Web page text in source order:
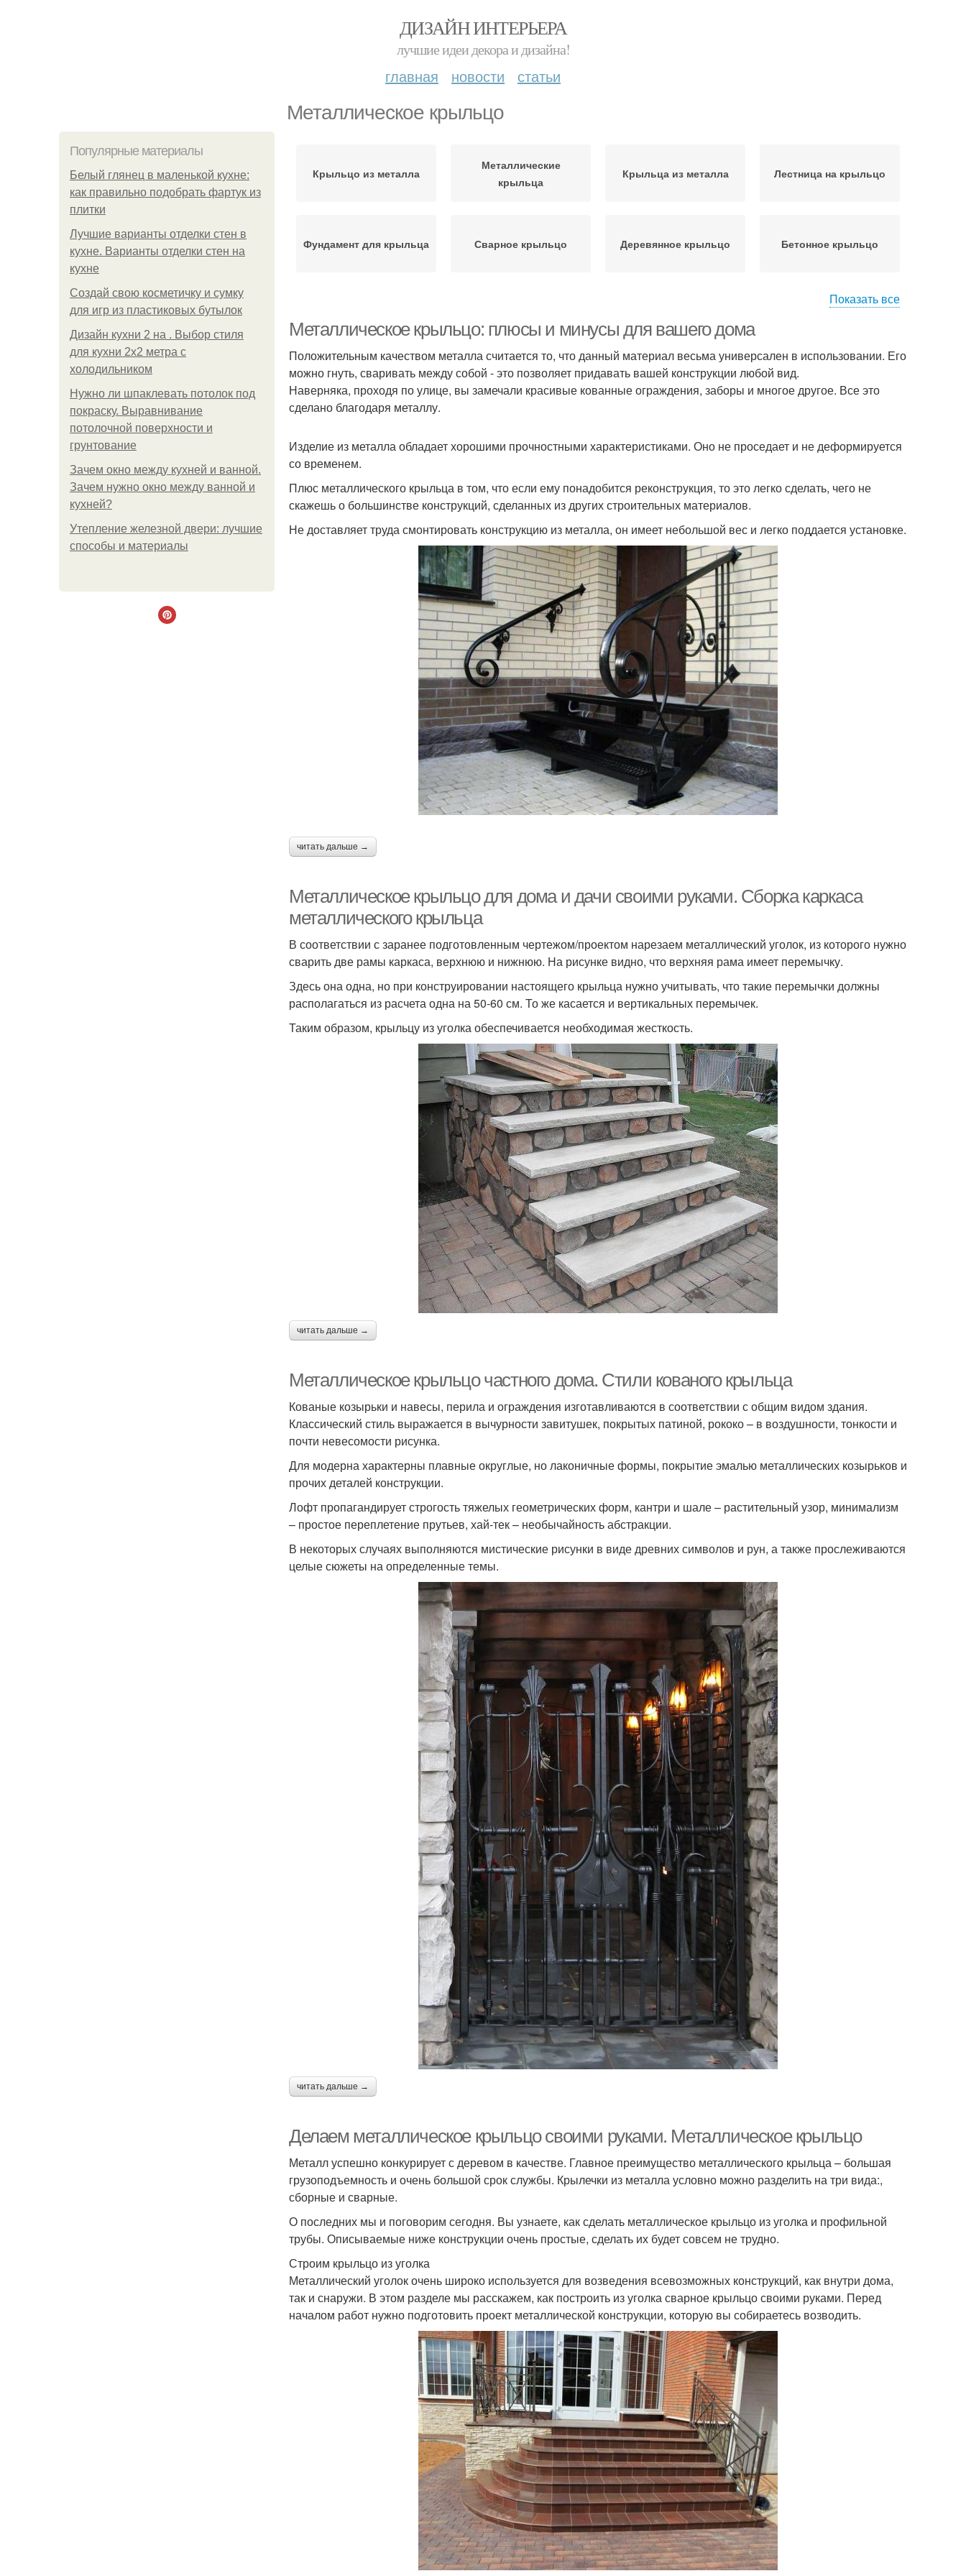
ДИЗАЙН ИНТЕРЬЕРА
лучшие идеи декора и дизайна!
главная новости статьи
Металлическое крыльцо
Популярные материалы
Белый глянец в маленькой кухне:
как правильно подобрать фартук из
плитки
Лучшие варианты отделки стен в
кухне. Варианты отделки стен на
кухне
Создай свою косметичку и сумку
для игр из пластиковых бутылок
Дизайн кухни 2 на . Выбор стиля
для кухни 2х2 метра с
холодильником
Нужно ли шпаклевать потолок под
покраску. Выравнивание
потолочной поверхности и
грунтование
Зачем окно между кухней и ванной.
Зачем нужно окно между ванной и
кухней?
Утепление железной двери: лучшие
способы и материалы
Крыльцо из металла
Металлические
крыльца
Крыльца из металла Лестница на крыльцо
Фундамент для крыльца Сварное крыльцо Деревянное крыльцо Бетонное крыльцо
крыльцо
Крыльца из
Лестница для крыльца Приставное крыльцо
Крыльцо из
металлического уголка
Металлический каркас
Крыльца из дерева Полукруглое крыльцо
Крыльцо в частном
Крыльцо к дому
элементы
плитки
Навес над крыльцом
металлическом каркасе
Крыльцо из профиля Лестницы для крыльца Металлические модели
Крыльца из подручных
Пристройка из крыльца
Показать все
Металлическое крыльцо: плюсы и минусы для вашего дома
Положительным качеством металла считается то, что данный материал весьма универсален в использовании. Его
можно гнуть, сваривать между собой - это позволяет придавать вашей конструкции любой вид.
Наверняка, проходя по улице, вы замечали красивые кованные ограждения, заборы и многое другое. Все это
сделано благодаря металлу.
Изделие из металла обладает хорошими прочностными характеристиками. Оно не проседает и не деформируется
со временем.
Плюс металлического крыльца в том, что если ему понадобится реконструкция, то это легко сделать, чего не
скажешь о большинстве конструкций, сделанных из других строительных материалов.
Не доставляет труда смонтировать конструкцию из металла, он имеет небольшой вес и легко поддается установке.
читать дальше →
Металлическое крыльцо для дома и дачи своими руками. Сборка каркаса
металлического крыльца
В соответствии с заранее подготовленным чертежом/проектом нарезаем металлический уголок, из которого нужно
сварить две рамы каркаса, верхнюю и нижнюю. На рисунке видно, что верхняя рама имеет перемычку.
Здесь она одна, но при конструировании настоящего крыльца нужно учитывать, что такие перемычки должны
располагаться из расчета одна на 50-60 см. То же касается и вертикальных перемычек.
Таким образом, крыльцу из уголка обеспечивается необходимая жесткость.
читать дальше →
Металлическое крыльцо частного дома. Стили кованого крыльца
Кованые козырьки и навесы, перила и ограждения изготавливаются в соответствии с общим видом здания.
Классический стиль выражается в вычурности завитушек, покрытых патиной, рококо – в воздушности, тонкости и
почти невесомости рисунка.
Для модерна характерны плавные округлые, но лаконичные формы, покрытие эмалью металлических козырьков и
прочих деталей конструкции.
Лофт пропагандирует строгость тяжелых геометрических форм, кантри и шале – растительный узор, минимализм
– простое переплетение прутьев, хай-тек – необычайность абстракции.
В некоторых случаях выполняются мистические рисунки в виде древних символов и рун, а также прослеживаются
целые сюжеты на определенные темы.
читать дальше →
Делаем металлическое крыльцо своими руками. Металлическое крыльцо
Металл успешно конкурирует с деревом в качестве. Главное преимущество металлического крыльца – большая
грузоподъемность и очень большой срок службы. Крылечки из металла условно можно разделить на три вида:,
сборные и сварные.
О последних мы и поговорим сегодня. Вы узнаете, как сделать металлическое крыльцо из уголка и профильной
трубы. Описываемые ниже конструкции очень простые, сделать их будет совсем не трудно.
Строим крыльцо из уголка
Металлический уголок очень широко используется для возведения всевозможных конструкций, как внутри дома,
так и снаружи. В этом разделе мы расскажем, как построить из уголка сварное крыльцо своими руками. Перед
началом работ нужно подготовить проект металлической конструкции, которую вы собираетесь возводить.